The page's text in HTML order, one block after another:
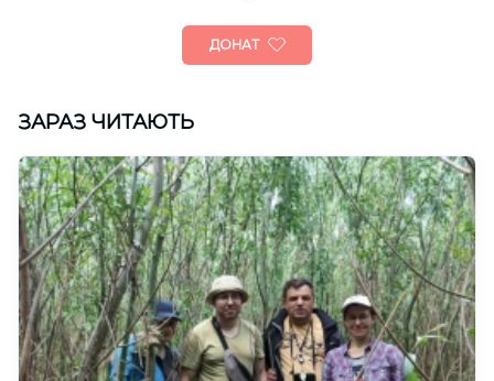
ДОНАТ
ЗАРАЗ ЧИТАЮТЬ